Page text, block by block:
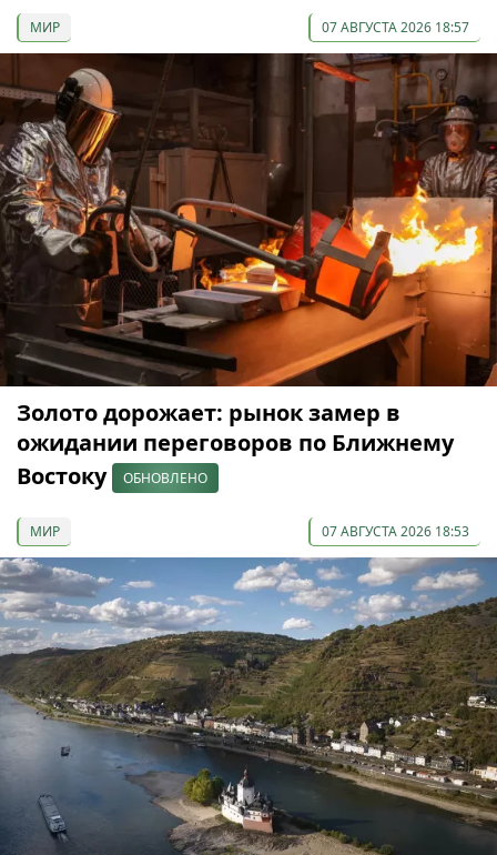
МИР 07 АВГУСТА 2026 18:57
Золото дорожает: рынок замер в
ожидании переговоров по Ближнему
Востоку
ОБНОВЛЕНО
МИР 07 АВГУСТА 2026 18:53